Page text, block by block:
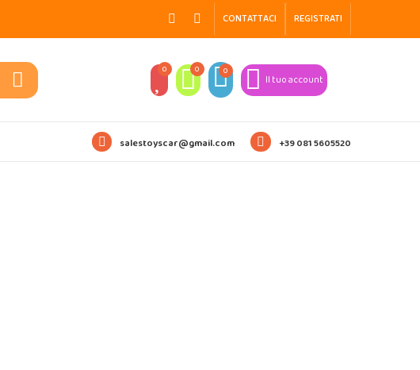
CONTATTACI REGISTRATI
0 0 0
Il tuo account
salestoyscar@gmail.com +39 081 5605520